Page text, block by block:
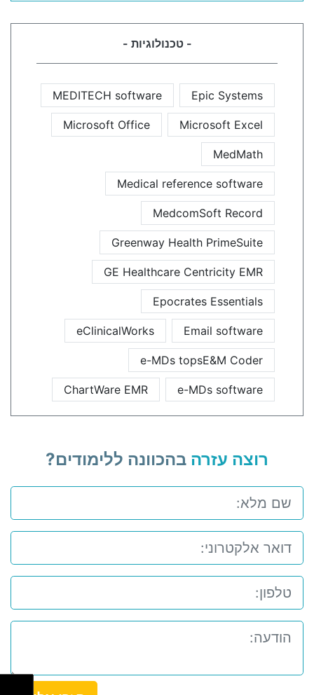
- טכנולוגיות -
Epic Systems
MEDITECH software
Microsoft Excel
Microsoft Office
MedMath
Medical reference software
MedcomSoft Record
Greenway Health PrimeSuite
GE Healthcare Centricity EMR
Epocrates Essentials
Email software
eClinicalWorks
e-MDs topsE&M Coder
e-MDs software
ChartWare EMR
רוצה עזרה בהכוונה ללימודים?